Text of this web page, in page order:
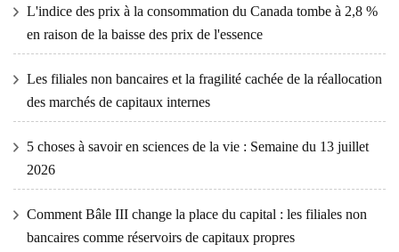
L'indice des prix à la consommation du Canada tombe à 2,8 %
en raison de la baisse des prix de l'essence
Les filiales non bancaires et la fragilité cachée de la réallocation
des marchés de capitaux internes
5 choses à savoir en sciences de la vie : Semaine du 13 juillet
2026
Comment Bâle III change la place du capital : les filiales non
bancaires comme réservoirs de capitaux propres